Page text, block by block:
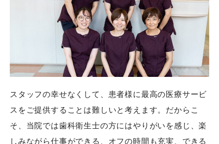
スタッフの幸せなくして、患者様に最高の医療サービ
スをご提供することは難しいと考えます。だからこ
そ、当院では歯科衛生士の方にはやりがいを感じ、楽
しみながら仕事ができる、オフの時間も充実、できる